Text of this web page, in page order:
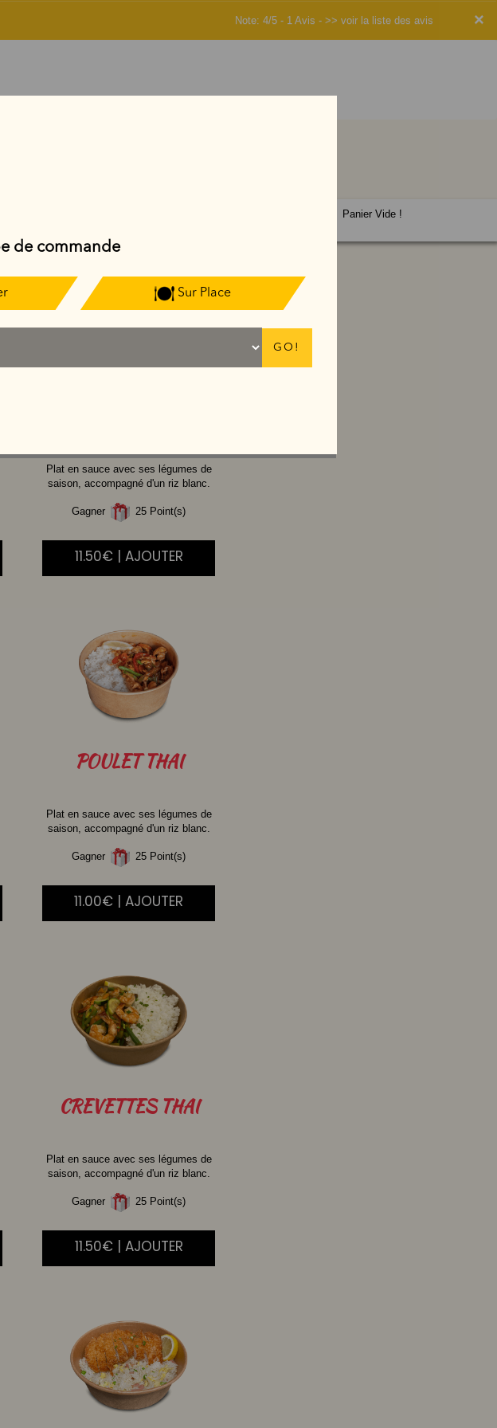
×
Note: 4/5 - 1 Avis - >> voir la liste des avis
Plat en sauce avec ses légumes de
saison, accompagné d'un riz blanc.
Gagner 25 Point(s)
11.50€ | AJOUTER
POULETTHAI
Plat en sauce avec ses légumes de
saison, accompagné d'un riz blanc.
Gagner 25 Point(s)
11.00€ | AJOUTER
CREVETTESTHAI
Plat en sauce avec ses légumes de
saison, accompagné d'un riz blanc.
Gagner 25 Point(s)
11.50€ | AJOUTER
Panier Vide !